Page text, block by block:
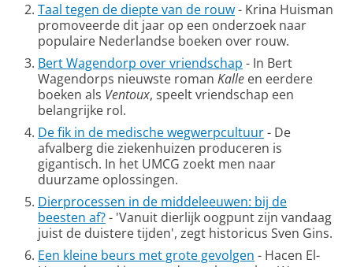
Taal tegen de diepte van de rouw- Krina Huisman
promoveerde dit jaar op een onderzoek naar
populaire Nederlandse boeken over rouw.
Bert Wagendorp over vriendschap - In Bert
Wagendorps nieuwste roman Kalle en eerdere
boeken als Ventoux, speelt vriendschap een
belangrijke rol.
De fik in de medische wegwerpcultuur- De
afvalberg die ziekenhuizen produceren is
gigantisch. In het UMCG zoekt men naar
duurzame oplossingen.
Dierprocessen in de middeleeuwen: bij de
beesten af?- 'Vanuit dierlijk oogpunt zijn vandaag
juist de duistere tijden', zegt historicus Sven Gins.
Een kleine beurs met grote gevolgen - Hacen El-